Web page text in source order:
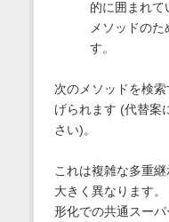
的に囲まれて
メソッドの
す。
次のメソッドを検
げられます (代替案
さい)。
これは複雑な多重
大きく異なります
形化での共通スー